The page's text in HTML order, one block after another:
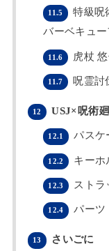
11.5
特級呪
バーベキュ
11.6 虎杖
11.7 呪霊討
12 USJ×呪術
12.1 パスケ
12.2 キーホ
12.3 ストラ
12.4 パーツ
13 さいごに